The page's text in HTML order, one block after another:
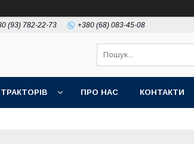
(93) 782-22-73 +380 (68) 083-45-08
ПРО НАС КОНТАКТИ